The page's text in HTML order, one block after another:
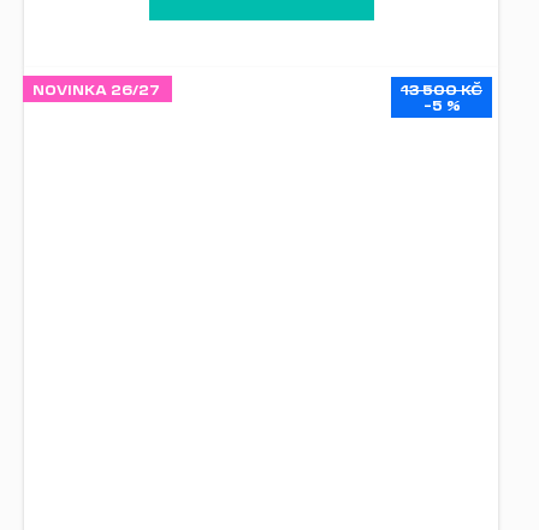
NOVINKA 26/27
13 500 KČ
–5 %